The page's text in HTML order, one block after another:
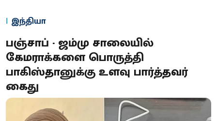
இந்தியா
பஞ்சாப் - ஜம்மு சாலையில்
கேமராக்களை பொருத்தி
பாகிஸ்தானுக்கு உளவு பார்த்தவர்
கைது